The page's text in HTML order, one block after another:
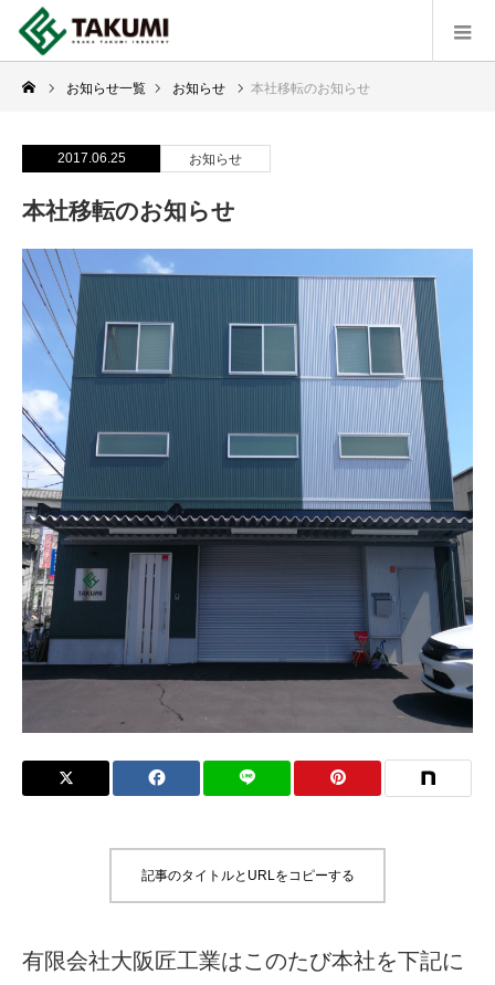
お知らせ一覧 お知らせ 本社移転のお知らせ
2017.06.25 お知らせ
本社移転のお知らせ
記事のタイトルとURLをコピーする
有限会社大阪匠工業はこのたび本社を下記に